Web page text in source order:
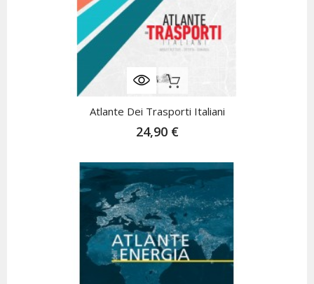
Atlante Dei Trasporti Italiani
24,90 €